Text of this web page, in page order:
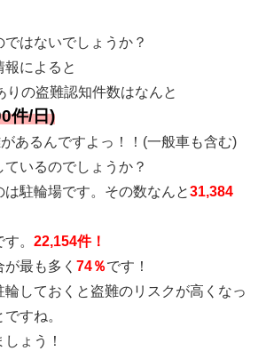
はないでしょうか？
によると
りの盗難認知件数はなんと
件/日)
あるんですよっ！！(一般車も含む)
いるのでしょうか？
駐輪場です。その数なんと31,384
。 22,154件！
最も多く 74％です！
しておくと盗難のリスクが高くなっ
すね。
ょう！